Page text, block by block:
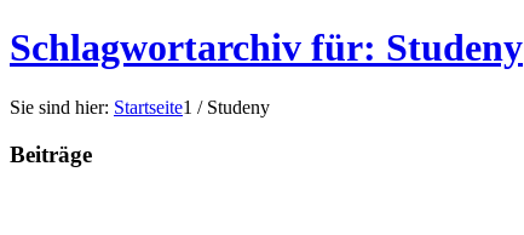
Schlagwortarchiv für: Studeny
Sie sind hier: Startseite1 / Studeny
Beiträge